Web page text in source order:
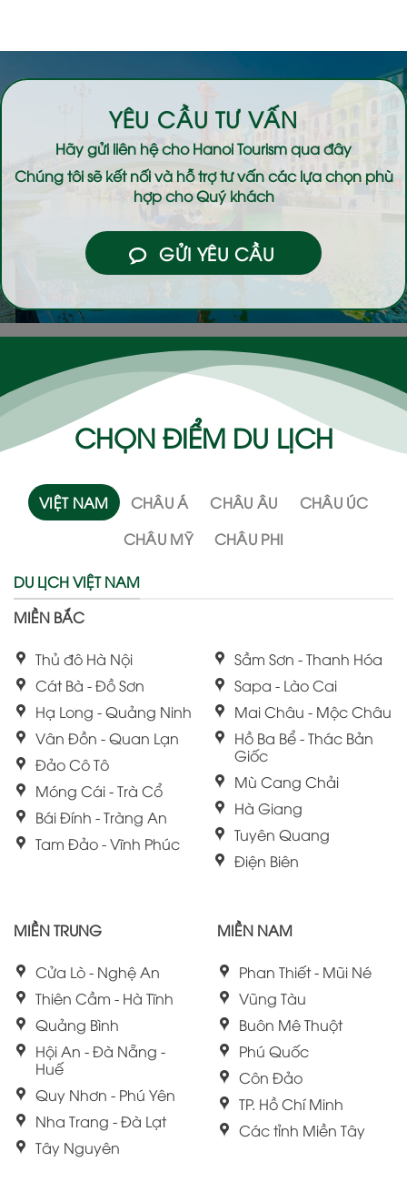
YÊU CẦU TƯ VẤN
Hãy gửi liên hệ choHanoi Tourismqua đây
Chúng tôi sẽ kết nối và hỗ trợ tư vấn các lựa chọn phù
hợp cho Quý khách
GỬI YÊU CẦU
CHỌN ĐIỂM DU LỊCH
VIỆT NAM CHÂU Á CHÂU ÂU
CHÂU ÚC
CHÂU MỸ
CHÂU PHI
DU LỊCH VIỆT NAM
MIỀN BẮC
Thủ đô Hà Nội
Cát Bà - Đồ Sơn
Hạ Long - Quảng Ninh
Vân Đồn - Quan Lạn
Đảo Cô Tô
Móng Cái - Trà Cổ
Bái Đính - Tràng An
Tam Đảo - Vĩnh Phúc
Sầm Sơn - Thanh Hóa
Sapa - Lào Cai
Mai Châu - Mộc Châu
Hồ Ba Bể - Thác Bản
Giốc
Mù Cang Chải
Hà Giang
Tuyên Quang
Điện Biên
MIỀN TRUNG
Cửa Lò - Nghệ An
Thiên Cầm - Hà Tĩnh
Quảng Bình
Hội An - Đà Nẵng -
Huế
Quy Nhơn - Phú Yên
Nha Trang - Đà Lạt
Tây Nguyên
MIỀN NAM
Phan Thiết - Mũi Né
Vũng Tàu
Buôn Mê Thuột
Phú Quốc
Côn Đảo
TP. Hồ Chí Minh
Các tỉnh Miền Tây